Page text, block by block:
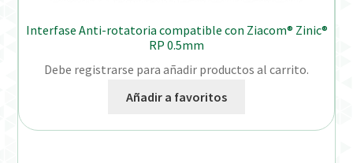
Interfase Anti-rotatoria compatible con Ziacom® Zinic®
RP 0.5mm
Debe registrarse para añadir productos al carrito.
Añadir a favoritos